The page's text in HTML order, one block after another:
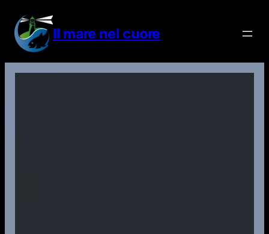
contenuto
Il mare nel cuore